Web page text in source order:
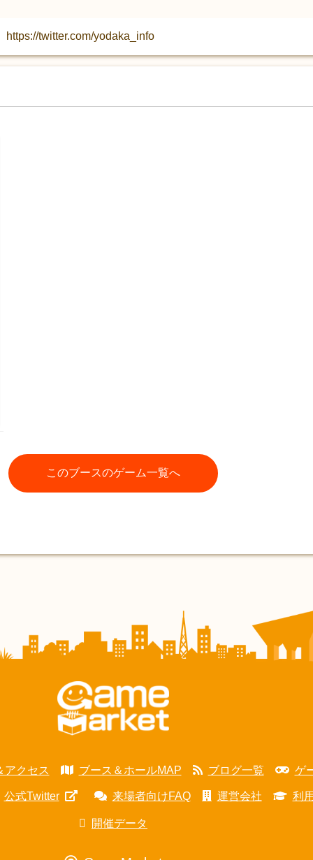
https://twitter.com/yodaka_info
このブースのゲーム一覧へ
アクセス ブース＆ホールMAP ブログ一覧 ゲ
公式Twitter 来場者向けFAQ 運営会社 利
開催データ